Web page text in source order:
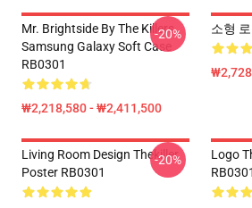
Mr. Brightside By The Killers
Samsung Galaxy Soft Case
RB0301
₩2,218,580 - ₩2,411,500
-20% 소형
Living Room Design Thekiller
Poster RB0301
-20%
Logo
RB0301